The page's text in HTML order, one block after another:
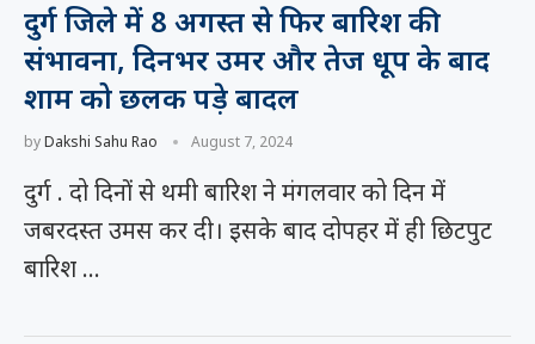
दुर्ग जिले में 8 अगस्त से फिर बारिश की
संभावना, दिनभर उमर और तेज धूप के बाद
शाम को छलक पड़े बादल
byDakshi Sahu Rao August 7, 2024
दुर्ग . दो दिनों से थमी बारिश ने मंगलवार को दिन में
जबरदस्त उमस कर दी। इसके बाद दोपहर में ही छिटपुट
बारिश …